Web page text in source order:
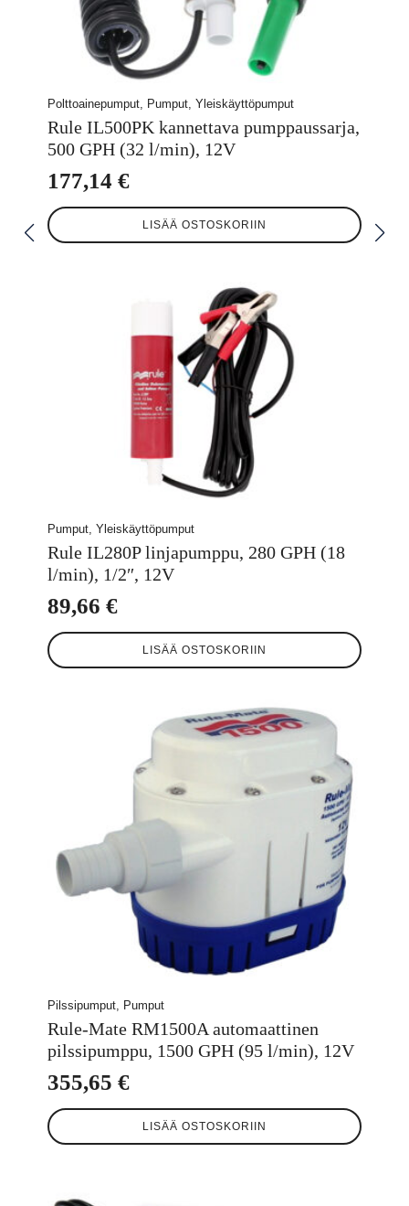
Polttoainepumput, Pumput, Yleiskäyttöpumput
Rule IL500PK kannettava pumppaussarja,
500 GPH (32 l/min), 12V
177,14 €
LISÄÄ OSTOSKORIIN
Pumput, Yleiskäyttöpumput
Rule IL280P linjapumppu, 280 GPH (18
l/min), 1/2″, 12V
89,66 €
LISÄÄ OSTOSKORIIN
Pilssipumput, Pumput
Rule-Mate RM1500A automaattinen
pilssipumppu, 1500 GPH (95 l/min), 12V
355,65 €
LISÄÄ OSTOSKORIIN